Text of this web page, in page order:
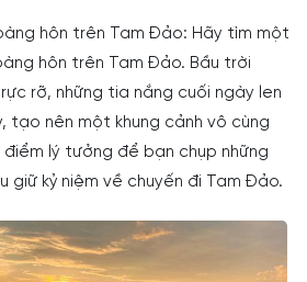
hôn trên Tam Đảo: Hãy tìm một
hôn trên Tam Đảo. Bầu trời
rỡ, những tia nắng cuối ngày len
tạo nên một khung cảnh vô cùng
lý tưởng để bạn chụp những
giữ kỷ niệm về chuyến đi Tam Đảo.